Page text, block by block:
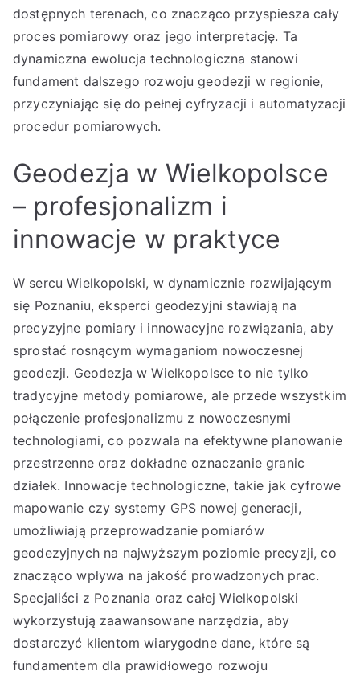
dostępnych terenach, co znacząco przyspiesza cały
proces pomiarowy oraz jego interpretację. Ta
dynamiczna ewolucja technologiczna stanowi
fundament dalszego rozwoju geodezji w regionie,
przyczyniając się do pełnej cyfryzacji i automatyzacji
procedur pomiarowych.
Geodezja w Wielkopolsce
– profesjonalizm i
innowacje w praktyce
W sercu Wielkopolski, w dynamicznie rozwijającym
się Poznaniu, eksperci geodezyjni stawiają na
precyzyjne pomiary i innowacyjne rozwiązania, aby
sprostać rosnącym wymaganiom nowoczesnej
geodezji. Geodezja w Wielkopolsce to nie tylko
tradycyjne metody pomiarowe, ale przede wszystkim
połączenie profesjonalizmu z nowoczesnymi
technologiami, co pozwala na efektywne planowanie
przestrzenne oraz dokładne oznaczanie granic
działek. Innowacje technologiczne, takie jak cyfrowe
mapowanie czy systemy GPS nowej generacji,
umożliwiają przeprowadzanie pomiarów
geodezyjnych na najwyższym poziomie precyzji, co
znacząco wpływa na jakość prowadzonych prac.
Specjaliści z Poznania oraz całej Wielkopolski
wykorzystują zaawansowane narzędzia, aby
dostarczyć klientom wiarygodne dane, które są
fundamentem dla prawidłowego rozwoju